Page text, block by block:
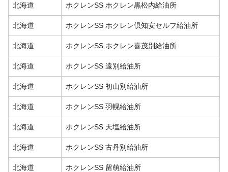
北海道 ホクレンSS ホクレン黒松内給油所
北海道 ホクレンSS ホクレン倶知安セルフ給油所
北海道 ホクレンSS ホクレン喜茂別給油所
北海道 ホクレンSS 遠別給油所
北海道 ホクレンSS 初山別給油所
北海道 ホクレンSS 羽幌給油所
北海道 ホクレンSS 天塩給油所
北海道 ホクレンSS 古丹別給油所
北海道 ホクレンSS 留萌給油所